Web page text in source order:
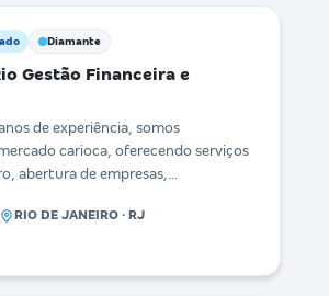
Diamante
Gestão Financeira e
de experiência, somos
carioca, oferecendo serviços
abertura de empresas,
RIO DE JANEIRO · RJ